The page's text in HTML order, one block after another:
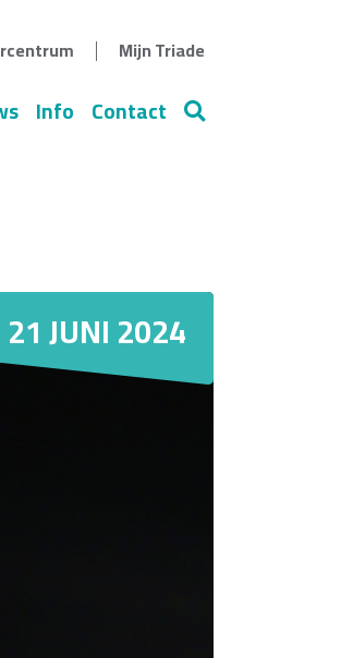
Info Contact Zoeken
| Mijn Triade
21 JUNI 2024